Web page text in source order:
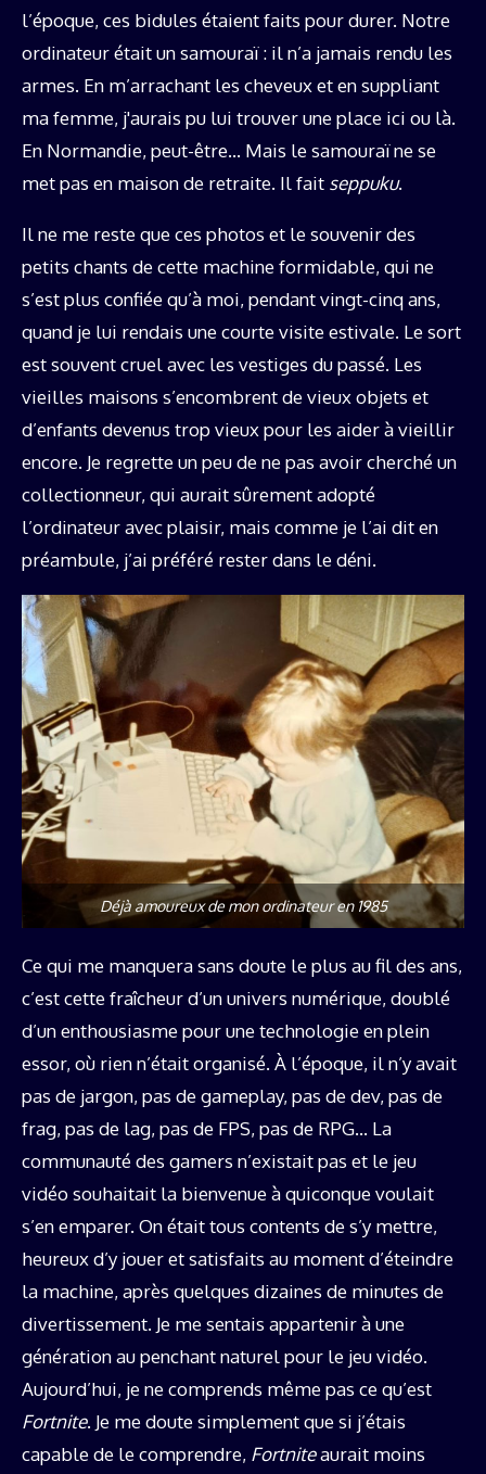
l’époque, ces bidules étaient faits pour durer. Notre
ordinateur était un samouraï : il n’a jamais rendu les
armes. En m’arrachant les cheveux et en suppliant
ma femme, j'aurais pu lui trouver une place ici ou là.
En Normandie, peut-être… Mais le samouraï ne se
met pas en maison de retraite. Il fait seppuku.
Il ne me reste que ces photos et le souvenir des
petits chants de cette machine formidable, qui ne
s’est plus confiée qu’à moi, pendant vingt-cinq ans,
quand je lui rendais une courte visite estivale. Le sort
est souvent cruel avec les vestiges du passé. Les
vieilles maisons s’encombrent de vieux objets et
d’enfants devenus trop vieux pour les aider à vieillir
encore. Je regrette un peu de ne pas avoir cherché un
collectionneur, qui aurait sûrement adopté
l’ordinateur avec plaisir, mais comme je l’ai dit en
préambule, j’ai préféré rester dans le déni.
Déjà amoureux de mon ordinateur en 1985
Ce qui me manquera sans doute le plus au fil des ans,
c’est cette fraîcheur d’un univers numérique, doublé
d’un enthousiasme pour une technologie en plein
essor, où rien n’était organisé. À l’époque, il n’y avait
pas de jargon, pas de gameplay, pas de dev, pas de
frag, pas de lag, pas de FPS, pas de RPG… La
communauté des gamers n’existait pas et le jeu
vidéo souhaitait la bienvenue à quiconque voulait
s’en emparer. On était tous contents de s’y mettre,
heureux d’y jouer et satisfaits au moment d’éteindre
la machine, après quelques dizaines de minutes de
divertissement. Je me sentais appartenir à une
génération au penchant naturel pour le jeu vidéo.
Aujourd’hui, je ne comprends même pas ce qu’est
Fortnite. Je me doute simplement que si j’étais
capable de le comprendre, Fortniteaurait moins